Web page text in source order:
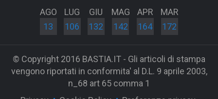
AGO
13
LUG
106
GIU
132
MAG
142
APR
164
MAR
172
© Copyright 2016 BASTIA.IT - Gli articoli di stampa
vengono riportati in conformita' al D.L. 9 aprile 2003,
n_68 art 65 comma 1